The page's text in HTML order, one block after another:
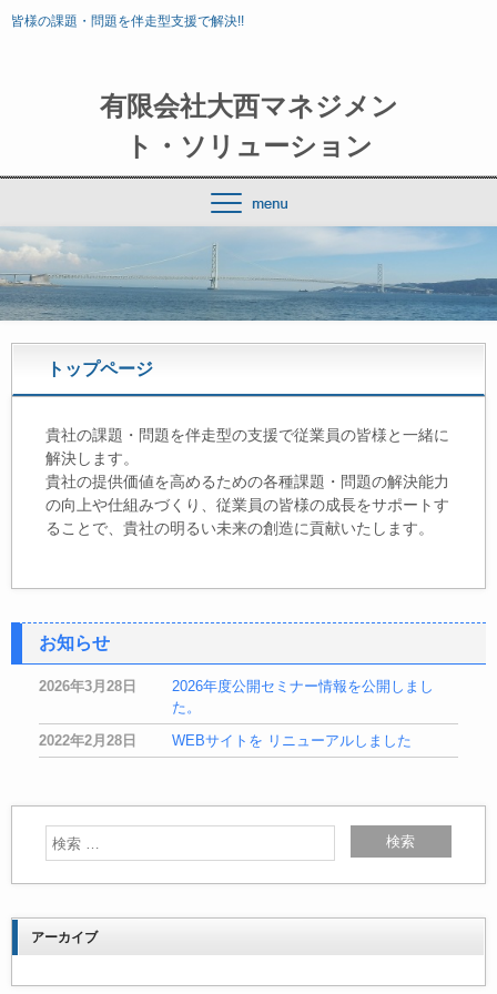
有限会社大西マネジメン
ト・ソリューション
皆様の課題・問題を伴走型支援で解決!!
トップページ
貴社の課題・問題を伴走型の支援で従業員の皆様と一緒に
解決します。
貴社の提供価値を高めるための各種課題・問題の解決能力
の向上や仕組みづくり、従業員の皆様の成長をサポートす
ることで、貴社の明るい未来の創造に貢献いたします。
お知らせ
2026年3月28日
2026年度公開セミナー情報を公開しまし
た。
2022年2月28日
WEBサイトを リニューアルしました
アーカイブ